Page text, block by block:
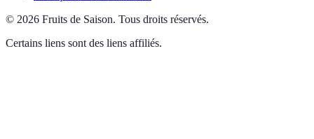
© 2026 Fruits de Saison. Tous droits réservés.
Certains liens sont des liens affiliés.